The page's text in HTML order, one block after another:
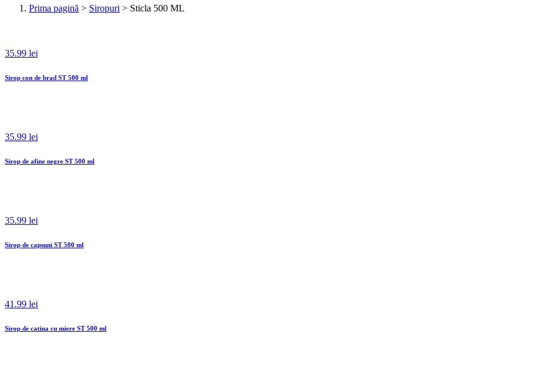
Prima pagină > Siropuri > Sticla 500 ML
35.99 lei
Sirop con de brad ST 500 ml
35.99 lei
Sirop de afine negre ST 500 ml
35.99 lei
Sirop de capsuni ST 500 ml
41.99 lei
Sirop de catina cu miere ST 500 ml